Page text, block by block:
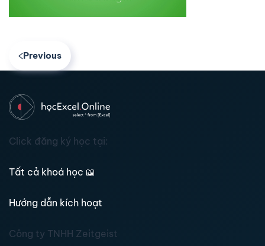
Previous
Click đăng ký học tại:
Tất cả khoá học 📖
Hướng dẫn kích hoạt
Công ty TNHH Zeitgeist